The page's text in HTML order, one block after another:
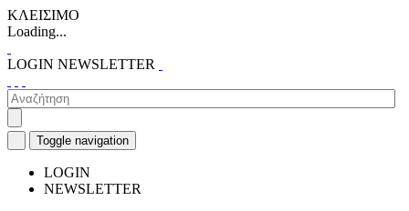
ΚΛΕΙΣΙΜΟ
Loading...
LOGIN NEWSLETTER
Toggle navigation
LOGIN
NEWSLETTER